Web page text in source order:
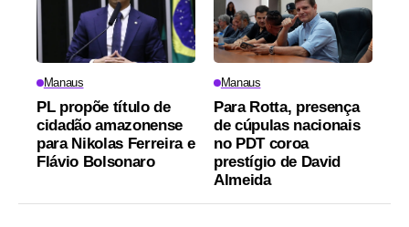
Manaus
PL propõe título de
cidadão amazonense
para Nikolas Ferreira e
Flávio Bolsonaro
Manaus
Para Rotta, presença
de cúpulas nacionais
no PDT coroa
prestígio de David
Almeida